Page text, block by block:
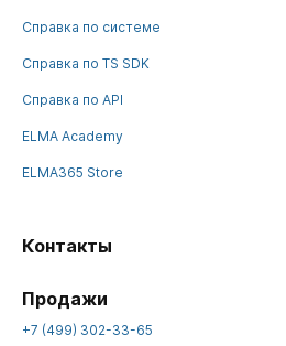
Справка по системе
Справка по TS SDK
Справка по API
ELMA Academy
ELMA365 Store
Контакты
Продажи
+7 (499) 302-33-65